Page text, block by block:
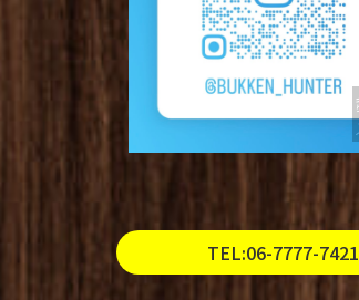
TEL:06-7777-7421